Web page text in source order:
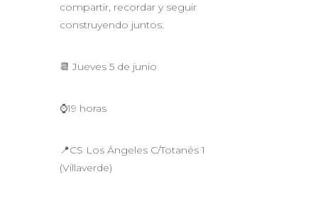
compartir, recordar y seguir
construyendo juntos.
📆 Jueves 5 de junio
⌚19 horas
📍CS Los Ángeles C/Totanés 1
(Villaverde)